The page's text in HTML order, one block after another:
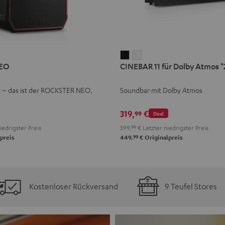
– das ist der ROCKSTER NEO.
Preis
11
Dolby
"2.1-
Set"
Schwarz
11
Dolby
"2.1-
Set"
Weiß
CINEBAR 11 für Dolby Atmos
Soundbar mit Dolby Atmos
Deal
319,99 €
399, 99 € Letzter niedrigster Preis
449,99 € Originalpreis
Kostenloser Rückversand 9 Teufel Stores